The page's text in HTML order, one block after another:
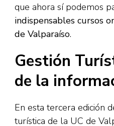
que ahora sí podemos
indispensables cursos
de Valparaíso.
Gestión
de la
En esta tercera edición
turística de la UC de